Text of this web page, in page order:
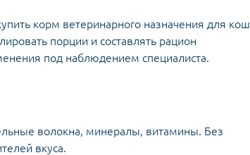
корм ветеринарного назначения для
порции и составлять рацион
под наблюдением специалиста.
волокна, минералы, витамины. Без
вкуса.